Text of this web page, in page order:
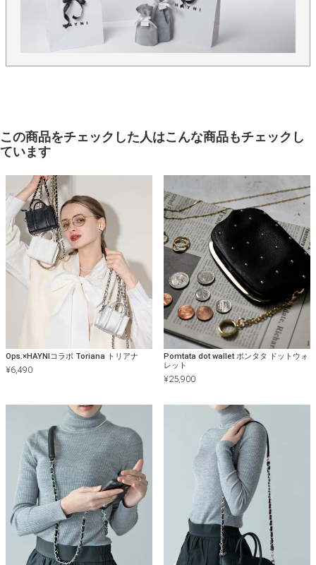
この商品をチェックした人はこんな商品もチェックし
ています
Ops.×HAYNIコラボ Toriana トリアナ
¥6,490
Pomtata dot wallet ポンタタ ドットウォ
レット
¥25,900